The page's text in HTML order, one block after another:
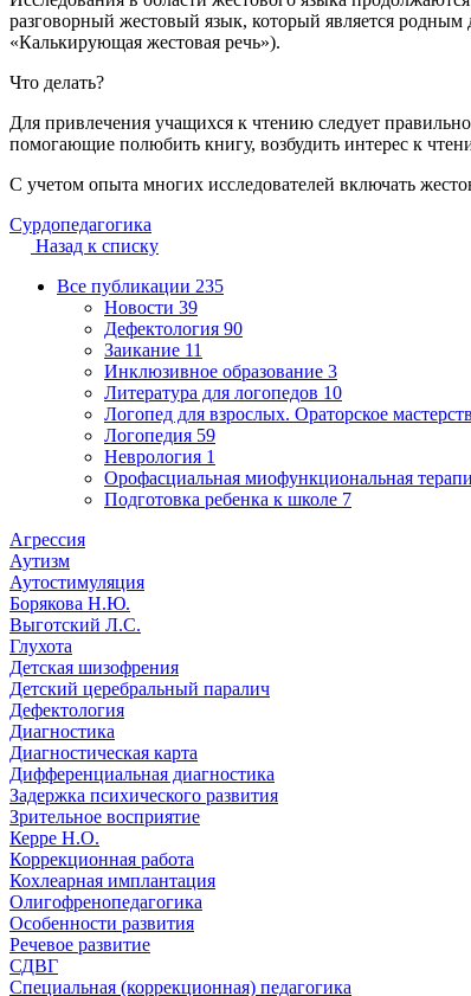
разговорный жестовый язык, который является родным
«Калькирующая жестовая речь»).
Что делать?
Для привлечения учащихся к чтению следует
помогающие полюбить книгу, возбудить интерес к
С учетом опыта многих исследователей включать
Сурдопедагогика
Назад к списку
Все публикации 235
Новости 39
Дефектология 90
Заикание 11
Инклюзивное образование 3
Литература для логопедов 10
Логопед для взрослых. Ораторское
Логопедия 59
Неврология 1
Орофасциальная миофункциональная
Подготовка ребенка к школе 7
Агрессия
Аутизм
Аутостимуляция
Борякова Н.Ю.
Выготский Л.С.
Глухота
Детская шизофрения
Детский церебральный паралич
Дефектология
Диагностика
Диагностическая карта
Дифференциальная диагностика
Задержка психического развития
Зрительное восприятие
Керре Н.О.
Коррекционная работа
Кохлеарная имплантация
Олигофренопедагогика
Особенности развития
Речевое развитие
СДВГ
Специальная (коррекционная) педагогика